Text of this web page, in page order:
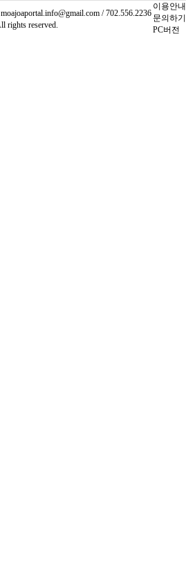
이용안내
문의하기
PC버전
moajoaportal.info@gmail.com / 702.556.2236
rights reserved.